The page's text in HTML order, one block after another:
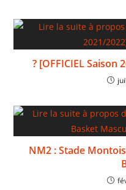
? [OFFICIEL Saison
NM2 : Stade